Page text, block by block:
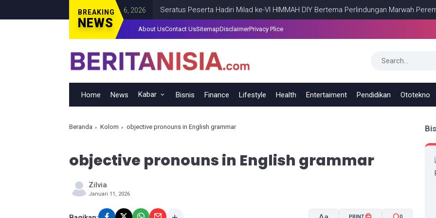
BREAKING
NEWS
JANUARY 06, 2026 Seratus Peserta Hadiri Milad ke-VI HIMMAH DIY Bertema Perlindungan Marwah Perempuan
About UsContact UsSitemapDisclaimerPrivacy Plice
Home News Kabar Bisnis Finance Lifestyle Health Entertaiment Pendidikan Ototekno
Beranda Kolom objective pronouns in English grammar
objective pronouns in English grammar
Zilvia
Januari 11, 2026